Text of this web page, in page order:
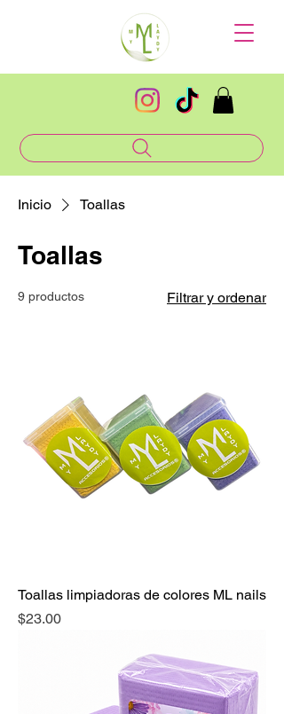
Inicio Toallas
Toallas
9 productos Filtrar y ordenar
Toallas limpiadoras de colores ML nails
Precio
$23.00